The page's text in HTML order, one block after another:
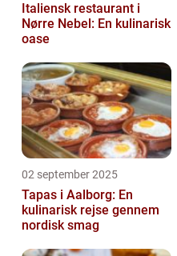
Italiensk restaurant i
Nørre Nebel: En kulinarisk
oase
02 september 2025
Tapas i Aalborg: En
kulinarisk rejse gennem
nordisk smag